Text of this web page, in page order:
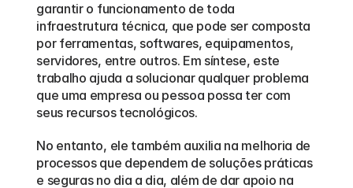
garantir o funcionamento de toda
infraestrutura técnica, que pode ser composta
por ferramentas, softwares, equipamentos,
servidores, entre outros. Em síntese, este
trabalho ajuda a solucionar qualquer problema
que uma empresa ou pessoa possa ter com
seus recursos tecnológicos.
No entanto, ele também auxilia na melhoria de
processos que dependem de soluções práticas
e seguras no dia a dia, além de dar apoio na